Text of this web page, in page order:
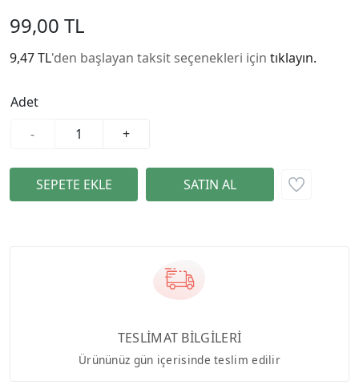
99,00 TL
9,47 TL'den başlayan taksit seçenekleri için tıklayın.
Adet
-
+
TESLİMAT BİLGİLERİ
Ürününüz gün içerisinde teslim edilir